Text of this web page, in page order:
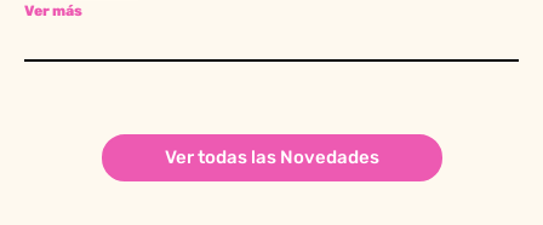
Ver más
Ver todas las Novedades